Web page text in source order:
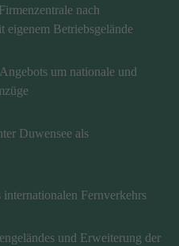
nach
eigenem Betriebsgelände
um nationale und
Duwensee als
Fernverkehrs
und Erweiterung der